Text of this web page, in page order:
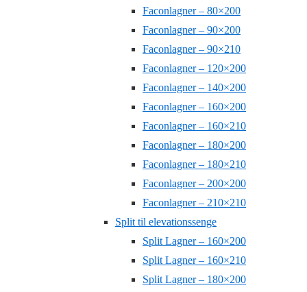
Faconlagner – 80×200
Faconlagner – 90×200
Faconlagner – 90×210
Faconlagner – 120×200
Faconlagner – 140×200
Faconlagner – 160×200
Faconlagner – 160×210
Faconlagner – 180×200
Faconlagner – 180×210
Faconlagner – 200×200
Faconlagner – 210×210
Split til elevationssenge
Split Lagner – 160×200
Split Lagner – 160×210
Split Lagner – 180×200